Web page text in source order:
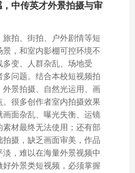
中传英才外景拍摄与审
旅拍、街拍、户外剧情等短
景，和室内影棚可控环境不
多变、人群杂乱、场地受
多问题。结合本校短视频拍
外景拍摄、自然光运用、画
。很多创作者室内拍摄效果
画面杂乱、曝光失衡、运镜
素材最终无法使用；还有部
拍摄，缺乏画面审美，作品
，难以在海量外景视频中
好外景类短视频，必须掌握